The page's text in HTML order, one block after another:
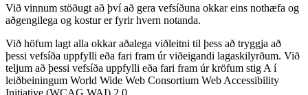
Við vinnum stöðugt að því að gera vefsíðuna okkar eins nothæfa og
aðgengilega og kostur er fyrir hvern notanda.
Við höfum lagt alla okkar aðalega viðleitni til þess að tryggja að
þessi vefsíða uppfylli eða fari fram úr viðeigandi lagaskilyrðum. Við
teljum að þessi vefsíða uppfylli eða fari fram úr kröfum stig A í
leiðbeiningum World Wide Web Consortium Web Accessibility
Initiative (WCAG WAI) 2.0.